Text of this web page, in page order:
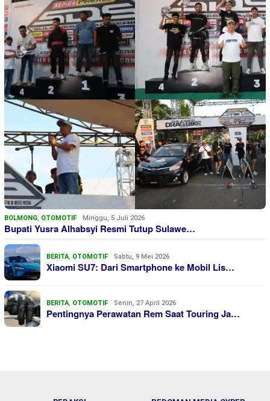
BOLMONG, OTOMOTIF Minggu, 5 Juli 2026
Bupati Yusra Alhabsyi Resmi Tutup Sulawe…
BERITA, OTOMOTIF Sabtu, 9 Mei 2026
Xiaomi SU7: Dari Smartphone ke Mobil Lis…
BERITA, OTOMOTIF Senin, 27 April 2026
Pentingnya Perawatan Rem Saat Touring Ja…